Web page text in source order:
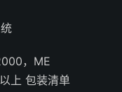
，ME
上 包装清单